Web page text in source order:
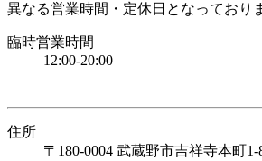
異なる営業時間・定休日となっており
臨時営業時間
12:00-20:00
住所
〒180-0004 武蔵野市吉祥寺本町